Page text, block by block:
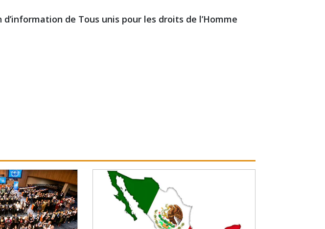
de Tous unis pour les droits de l’Homme